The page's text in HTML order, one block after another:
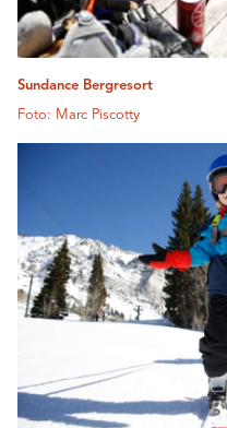
Sundance Bergresort
Foto: Marc Piscotty